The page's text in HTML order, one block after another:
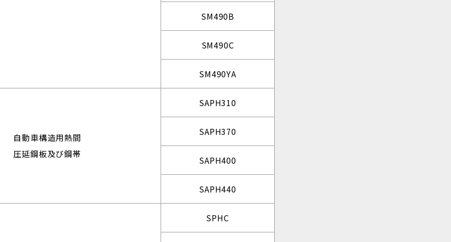
SM490B
SM490C
SM490YA
自動車構造用熱間
圧延鋼板及び鋼帯
SAPH310
SAPH370
SAPH400
SAPH440
SPHC